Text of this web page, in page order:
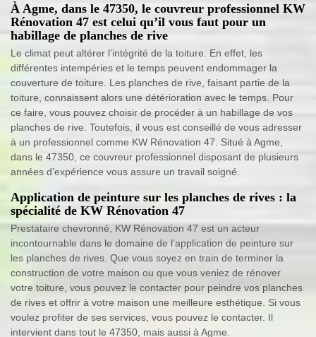
À Agme, dans le 47350, le couvreur professionnel KW
Rénovation 47 est celui qu’il vous faut pour un
habillage de planches de rive
Le climat peut altérer l’intégrité de la toiture. En effet, les
différentes intempéries et le temps peuvent endommager la
couverture de toiture. Les planches de rive, faisant partie de la
toiture, connaissent alors une détérioration avec le temps. Pour
ce faire, vous pouvez choisir de procéder à un habillage de vos
planches de rive. Toutefois, il vous est conseillé de vous adresser
à un professionnel comme KW Rénovation 47. Situé à Agme,
dans le 47350, ce couvreur professionnel disposant de plusieurs
années d’expérience vous assure un travail soigné.
Application de peinture sur les planches de rives : la
spécialité de KW Rénovation 47
Prestataire chevronné, KW Rénovation 47 est un acteur
incontournable dans le domaine de l’application de peinture sur
les planches de rives. Que vous soyez en train de terminer la
construction de votre maison ou que vous veniez de rénover
votre toiture, vous pouvez le contacter pour peindre vos planches
de rives et offrir à votre maison une meilleure esthétique. Si vous
voulez profiter de ses services, vous pouvez le contacter. Il
intervient dans tout le 47350, mais aussi à Agme.